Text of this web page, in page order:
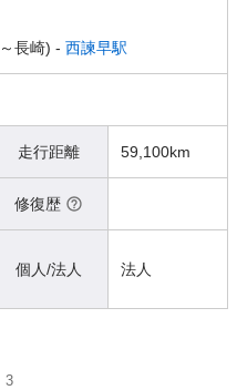
長崎) - 西諫早駅
走行距離 59,100km
修復歴
個人/法人 法人
3